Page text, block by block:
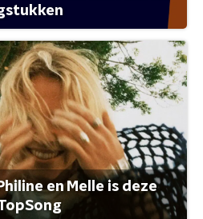
en Melle is deze